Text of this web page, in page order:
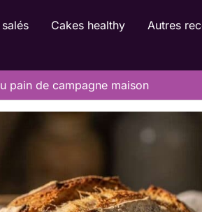
Cakes healthy Autres
pain de campagne maison